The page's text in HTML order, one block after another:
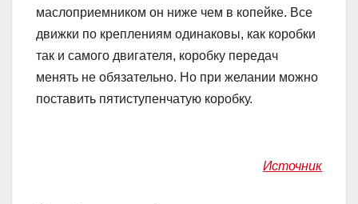
маслоприемником он ниже чем в копейке. Все
движки по креплениям одинаковы, как коробки
так и самого двигателя, коробку передач
менять не обязательно. Но при желании можно
поставить пятиступенчатую коробку.
Источник